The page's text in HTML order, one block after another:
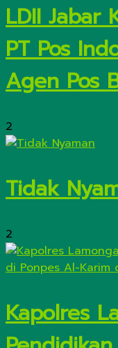
LDII Jabar
PT Pos
Agen Pos
2
Tidak
2
Kapolres